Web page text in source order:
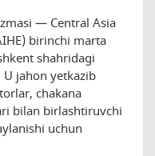
— Central Asia
birinchi marta
shahridagi
U jahon yetkazib
chakana
bilan birlashtiruvchi
uchun